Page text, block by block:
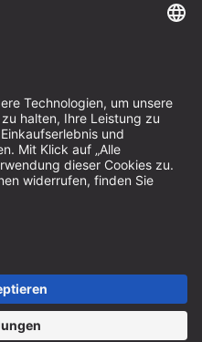
innerhalb
- ausgenommen
an der Kasse variieren.